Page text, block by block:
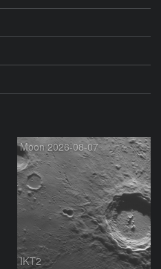
Moon 2026-08-07
IKT2